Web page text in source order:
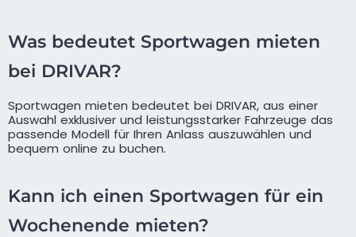
Was bedeutet Sportwagen mieten
bei DRIVAR?
Sportwagen mieten bedeutet bei DRIVAR, aus einer
Auswahl exklusiver und leistungsstarker Fahrzeuge das
passende Modell für Ihren Anlass auszuwählen und
bequem online zu buchen.
Kann ich einen Sportwagen für ein
Wochenende mieten?